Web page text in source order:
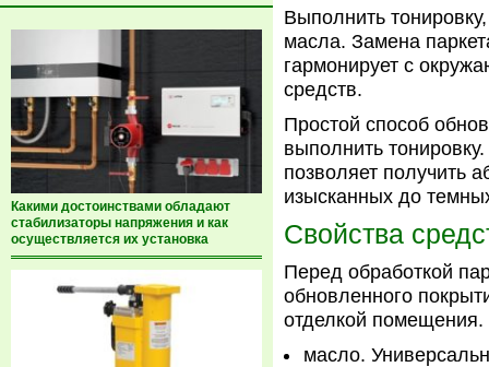
Какими достоинствами обладают
стабилизаторы напряжения и как
осуществляется их установка
Выполнить
масла. Замена
гармонирует с
средств.
Простой способ
выполнить
позволяет получить
изысканных до
Свойства
Перед обработкой
обновленного
отделкой
масло.